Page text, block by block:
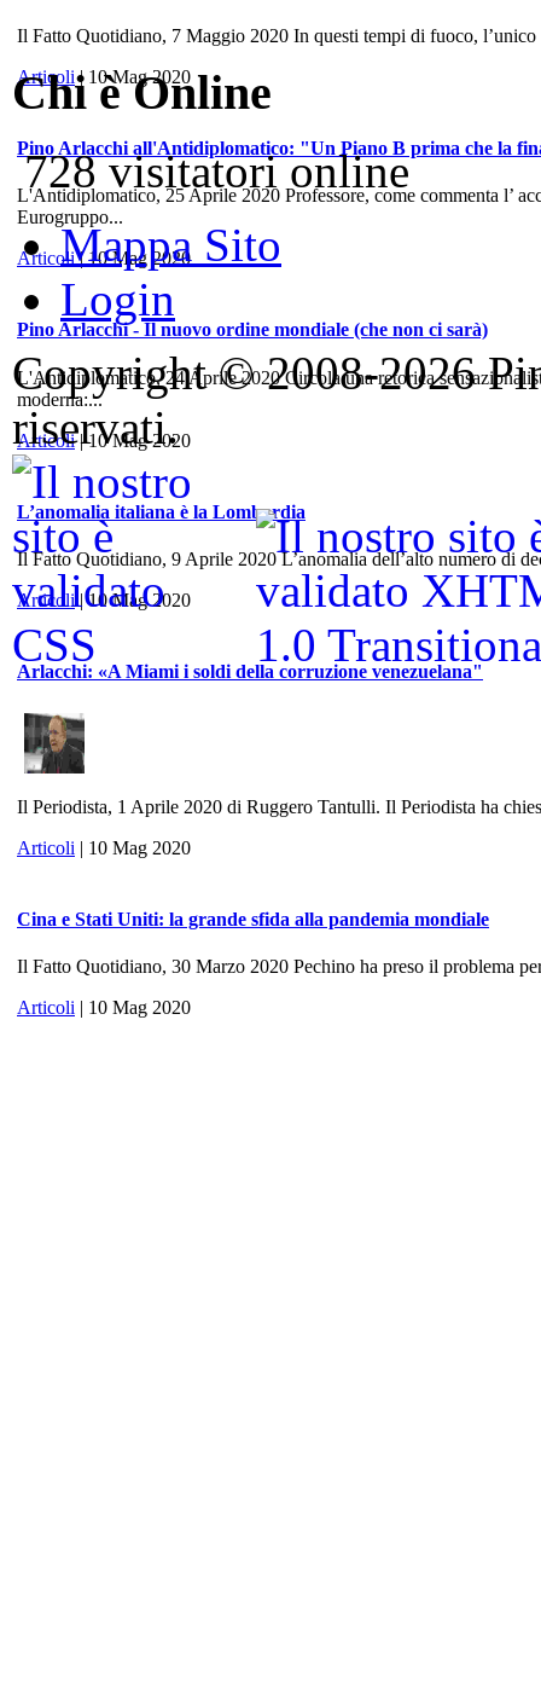
Il Fatto Quotidiano, 7 Maggio 2020 In questi tempi di fuoco,
Articoli| 10 Mag 2020
Pino Arlacchi all'Antidiplomatico: "Un Piano B prima che la
L'Antidiplomatico, 25 Aprile 2020 Professore, come commenta l’
Eurogruppo...
Articoli| 10 Mag 2020
Pino Arlacchi - Il nuovo ordine mondiale (che non ci sarà)
L'Antidiplomatico, 24 Aprile 2020 Circola una retorica
moderna:...
Articoli| 10 Mag 2020
L’anomalia italiana è la Lombardia
Il Fatto Quotidiano, 9 Aprile 2020 L’anomalia dell’alto numero di
Articoli| 10 Mag 2020
Arlacchi: «A Miami i soldi della corruzione venezuelana"
Il Periodista, 1 Aprile 2020 di Ruggero Tantulli. Il Periodista ha
Articoli | 10 Mag 2020
Cina e Stati Uniti: la grande sfida alla pandemia mondiale
Il Fatto Quotidiano, 30 Marzo 2020 Pechino ha preso il problema
Articoli | 10 Mag 2020
Chi è Online
728 visitatori online
Mappa Sito
Login
Copyright © 2008-2026
riservati.